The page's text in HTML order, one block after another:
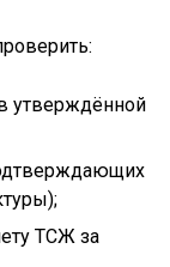
утверждённой
ТСЖ за